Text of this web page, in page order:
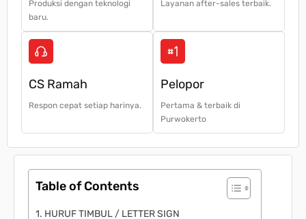
Table of Contents
HURUF TIMBUL / LETTER SIGN
Produksi dengan teknologi
baru.
Layanan after-sales terbaik.
CS Ramah
Respon cepat setiap harinya.
Pelopor
Pertama & terbaik di
Purwokerto